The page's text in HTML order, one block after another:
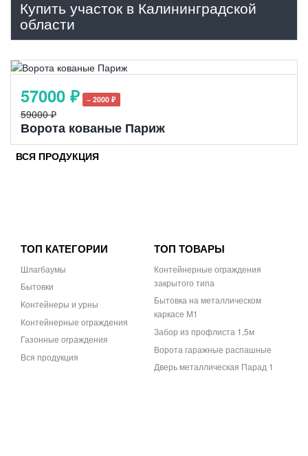
Купить участок в Калининградской
области
57000 ₽ − 2000 ₽
59000 ₽
Ворота кованые Париж
ВСЯ ПРОДУКЦИЯ
ТОП КАТЕГОРИИ
Шлагбаумы
Бытовки
Контейнеры и урны
Контейнерные ограждения
Газонные ограждения
Вся продукция
ТОП ТОВАРЫ
Контейнерные ограждения
закрытого типа
Бытовка на металлическом
каркасе М1
Забор из профлиста 1,5м
Ворота гаражные распашные
Дверь металлическая Парад 1